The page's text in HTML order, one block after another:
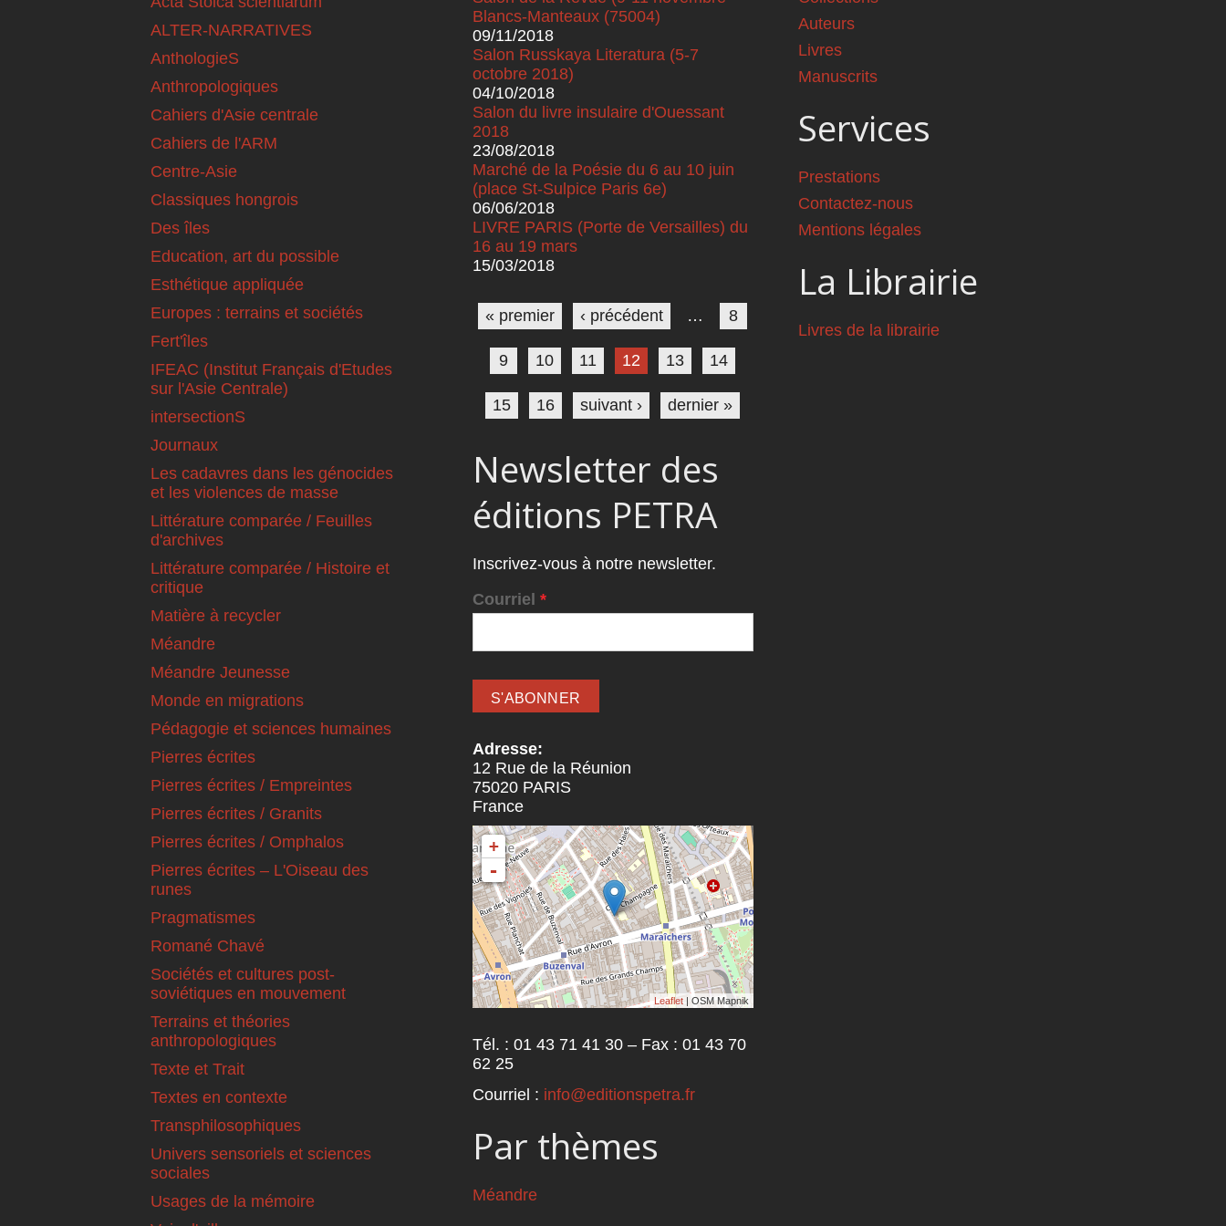
ALTER-NARRATIVES
AnthologieS
Anthropologiques
Cahiers d'Asie centrale
Cahiers de l'ARM
Centre-Asie
Classiques hongrois
Des îles
Education, art du possible
Esthétique appliquée
Europes : terrains et sociétés
Fert'îles
IFEAC (Institut Français d'Etudes
sur l'Asie Centrale)
intersectionS
Journaux
Les cadavres dans les génocides
et les violences de masse
Littérature comparée / Feuilles
d'archives
Littérature comparée / Histoire et
critique
Matière à recycler
Méandre
Méandre Jeunesse
Monde en migrations
Pédagogie et sciences humaines
Pierres écrites
Pierres écrites / Empreintes
Pierres écrites / Granits
Pierres écrites / Omphalos
Pierres écrites – L'Oiseau des
runes
Pragmatismes
Romané Chavé
Sociétés et cultures post-
soviétiques en mouvement
Terrains et théories
anthropologiques
Texte et Trait
Textes en contexte
Transphilosophiques
Univers sensoriels et sciences
sociales
Usages de la mémoire
Blancs-Manteaux (75004)
09/11/2018
Salon Russkaya Literatura (5-7
octobre 2018)
04/10/2018
Salon du livre insulaire d'Ouessant
2018
23/08/2018
Marché de la Poésie du 6 au 10 juin
(place St-Sulpice Paris 6e)
06/06/2018
LIVRE PARIS (Porte de Versailles) du
16 au 19 mars
15/03/2018
Pages
« premier ‹ précédent … 8
9 10 11 12 13 14
15 16 suivant › dernier »
Newsletter des
éditions PETRA
Inscrivez-vous à notre newsletter.
Courriel *
Adresse:
12 Rue de la Réunion
75020 PARIS
France
+
-
Leaflet | OSM Mapnik
Tél. : 01 43 71 41 30 – Fax : 01 43 70
62 25
Courriel : info@editionspetra.fr
Par thèmes
Méandre
Auteurs
Livres
Manuscrits
Services
Prestations
Contactez-nous
Mentions légales
La Librairie
Livres de la librairie